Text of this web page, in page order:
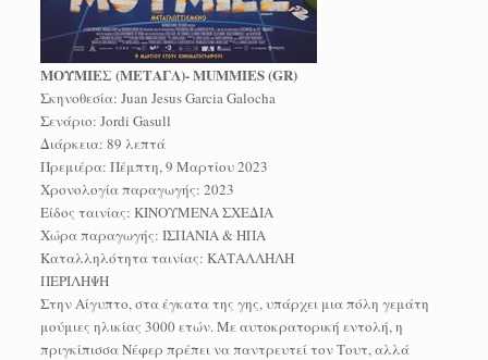
ΜΟΥΜΙΕΣ (ΜΕΤΑΓΛ)- MUMMIES (GR)
Σκηνοθεσία: Juan Jesus Garcia Galocha
Σενάριο: Jordi Gasull
Διάρκεια: 89 λεπτά
Πρεμιέρα: Πέμπτη, 9 Μαρτίου 2023
Χρονολογία παραγωγής: 2023
Είδος ταινίας: ΚΙΝΟΥΜΕΝΑ ΣΧΕΔΙΑ
Χώρα παραγωγής: ΙΣΠΑΝΙΑ & ΗΠΑ
Καταλληλότητα ταινίας: ΚΑΤΑΛΛΗΛΗ
ΠΕΡΙΛΗΨΗ
Στην Αίγυπτο, στα έγκατα της γης, υπάρχει μια πόλη γεμάτη
μούμιες ηλικίας 3000 ετών. Με αυτοκρατορική εντολή, η
πριγκίπισσα Νέφερ πρέπει να παντρευτεί τον Τουτ, αλλά